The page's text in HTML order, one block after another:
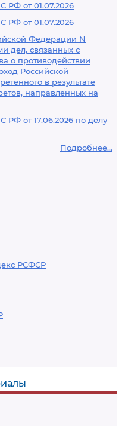
РФ от 01.07.2026
РФ от 01.07.2026
Федерации N
дел, связанных с
о противодействии
Российской
в результате
направленных на
РФ от 17.06.2026 по делу
Подробнее...
РСФСР